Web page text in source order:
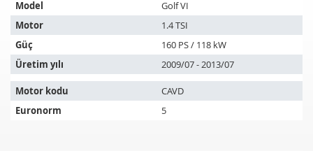
aşağıdaki
araçlara
uyar:
Model
Golf VI
Motor
1.4 TSI
Güç
160 PS / 118 kW
Üretim yılı
2009/07 - 2013/07
Motor kodu
CAVD
Euronorm
5